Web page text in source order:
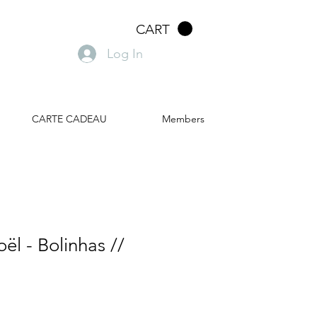
CART
Log In
CARTE CADEAU Members
- Bolinhas //